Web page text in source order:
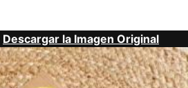
Descargar la Imagen Original